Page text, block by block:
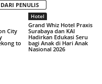
DARI PENULIS
City
to
Hotel
Grand Whiz Hotel Praxis
Surabaya dan KAI
Hadirkan Edukasi Seru
bagi Anak di Hari Anak
Nasional 2026